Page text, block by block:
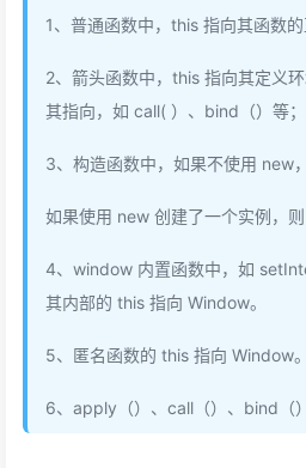
1、普通函数中，this 指向其函数的
2、箭头函数中，this 指向其定义
其指向，如 call( ）、bind（）等；
3、构造函数中，如果不使用 new
如果使用 new 创建了一个实例，则
4、window 内置函数中，如
其内部的 this 指向 Window。
5、匿名函数的 this 指向 Window。
6、apply（）、call（）、bind（